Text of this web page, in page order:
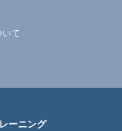
て
ーニング